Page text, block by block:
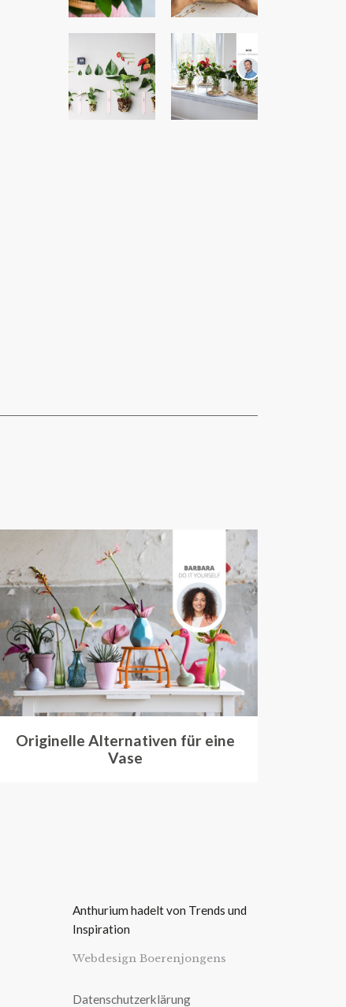
Originelle Alternativen für eine
Vase
Anthurium hadelt von Trends und
Inspiration
Webdesign Boerenjongens
Datenschutzerklärung